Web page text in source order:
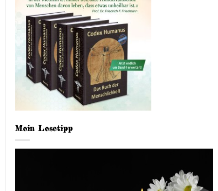
Mein Lesetipp